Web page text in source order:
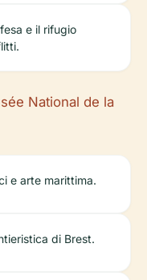
e il rifugio
National de la
e arte marittima.
di Brest.